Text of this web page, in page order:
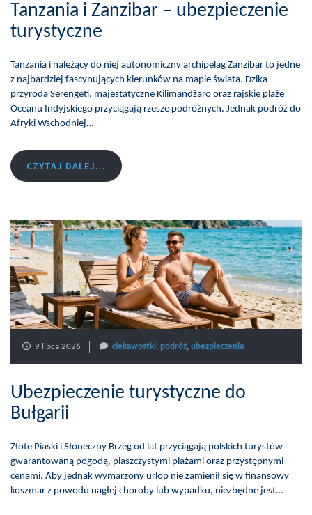
Tanzania i Zanzibar – ubezpieczenie
turystyczne
Tanzania i należący do niej autonomiczny archipelag Zanzibar to jedne
z najbardziej fascynujących kierunków na mapie świata. Dzika
przyroda Serengeti, majestatyczne Kilimandżaro oraz rajskie plaże
Oceanu Indyjskiego przyciągają rzesze podróżnych. Jednak podróż do
Afryki Wschodniej…
CZYTAJ DALEJ...
9 lipca 2026 ciekawostki podróż ubezpieczenia
Ubezpieczenie turystyczne do
Bułgarii
Złote Piaski i Słoneczny Brzeg od lat przyciągają polskich turystów
gwarantowaną pogodą, piaszczystymi plażami oraz przystępnymi
cenami. Aby jednak wymarzony urlop nie zamienił się w finansowy
koszmar z powodu nagłej choroby lub wypadku, niezbędne jest…